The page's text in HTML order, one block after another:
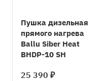
Пушка дизельная
прямого нагрева
Ballu Siber Heat
BHDP-10 SH
25 390 ₽